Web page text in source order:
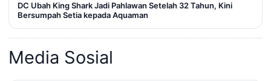
DC Ubah King Shark Jadi Pahlawan Setelah 32 Tahun, Kini
Bersumpah Setia kepada Aquaman
Media Sosial